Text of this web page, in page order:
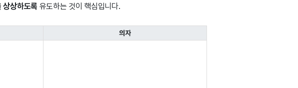
상상하도록 유도하는 것이 핵심입니다.
의자